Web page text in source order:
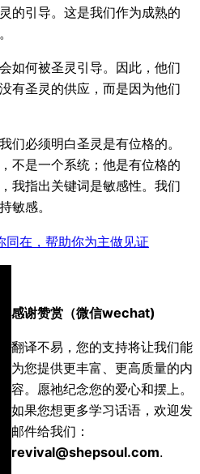
的引导。这是我们作为成熟的
如何被圣灵引导。因此，他们
有圣灵的供应，而是因为他们
们必须明白圣灵是有位格的。
不是一个系统；他是有位格的
我指出关键词是敏感性。我们
敏感。
在，帮助你为主做见证
感谢赞赏（微信wechat)
翻译不易，您的支持将让我们能
为您提供更丰富、更高质量的内
容。愿祂纪念您的爱心和摆上。
如果您想更多学习话语，欢迎发
邮件给我们：
revival@shepsoul.com.